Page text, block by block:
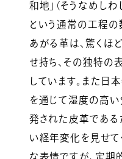
和地」（そうなめし
という通常の工程
あがる革は、驚くほ
せ持ち、その独特の
しています。また日
を通じて湿度の高
発された皮革である
い経年変化を見せて
な表情ですが、定期